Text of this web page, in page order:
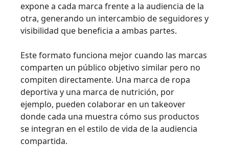
expone a cada marca frente a la audiencia de la
otra, generando un intercambio de seguidores y
visibilidad que beneficia a ambas partes.
Este formato funciona mejor cuando las marcas
comparten un público objetivo similar pero no
compiten directamente. Una marca de ropa
deportiva y una marca de nutrición, por
ejemplo, pueden colaborar en un takeover
donde cada una muestra cómo sus productos
se integran en el estilo de vida de la audiencia
compartida.